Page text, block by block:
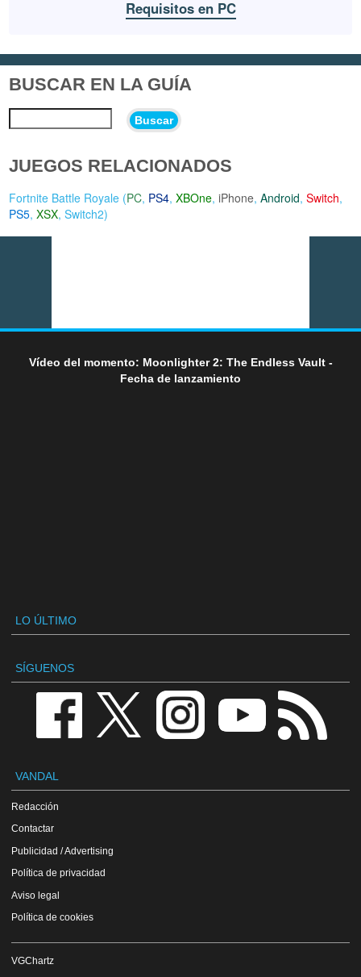
Requisitos en PC
BUSCAR EN LA GUÍA
Buscar
JUEGOS RELACIONADOS
Fortnite Battle Royale (PC, PS4,XBOne,iPhone,Android,Switch,
PS5,XSX,Switch2)
Vídeo del momento: Moonlighter 2: The Endless Vault -
Fecha de lanzamiento
LO ÚLTIMO
SÍGUENOS
VANDAL
Redacción
Contactar
Publicidad / Advertising
Política de privacidad
Aviso legal
Política de cookies
VGChartz